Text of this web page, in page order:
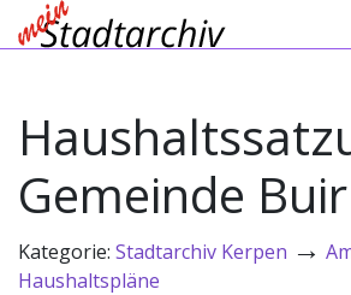
Gemeinde Buir
Kategorie: Stadtarchiv Kerpen →
Haushaltspläne